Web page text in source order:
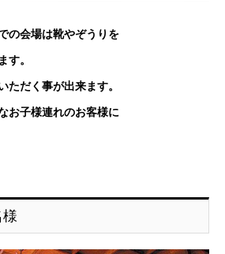
の会場は靴やぞうりを
す。
ただく事が出来ます。
お子様連れのお客様に